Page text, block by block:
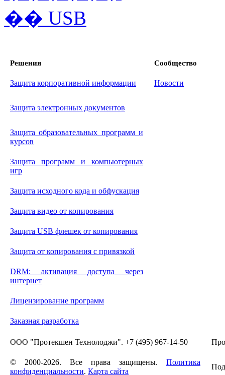
Решения Сообщество
Защита корпоративной информации Новости
Защита электронных документов
Защита образовательных программ и
курсов
Защита программ и компьютерных
игр
Защита исходного кода и обфускация
Защита видео от копирования
Защита USB флешек от копирования
Защита от копирования с привязкой
DRM: активация доступа через
интернет
Лицензирование программ
Заказная разработка
ООО "Протекшен Технолоджи". +7 (495) 967-14-50
© 2000-2026. Все права защищены. Политика
конфиденциальности. Карта сайта